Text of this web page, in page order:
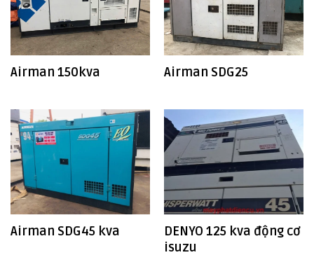
Airman 150kva Airman SDG25
Airman SDG45 kva
DENYO 125 kva động cơ
isuzu